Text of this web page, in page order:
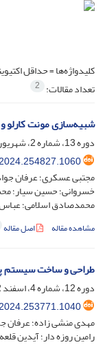
کلیدواژه‌ها =حداقل
تعداد مقالات: 2
شبیه‌سازی مونت کارلو و
دوره 13، شماره 2، شهریور 1403، صفحه
مجتبی عسکری؛ عرفان
خسروانی؛ حسین سیار؛
محمدصادق اسلامی؛
مشاهده مقاله اصل مقاله
طراحی و ساخت سیستم
دوره 12، شماره 4، اسفند 1402، صفحه
مهدی منشی زاده؛ عرفان
رامین روزه دار؛ آیدین